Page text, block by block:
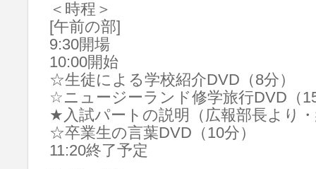
＜時程＞
[午前の部]
9:30開場
10:00開始
☆生徒による学校紹介DVD（8分）
☆ニュージーランド修学旅行DVD（
★入試パートの説明（広報部長より
☆卒業生の言葉DVD（10分）
11:20終了予定